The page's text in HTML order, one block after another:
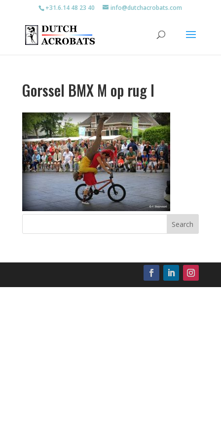
+31.6.14 48 23 40 info@dutchacrobats.com
Gorssel BMX M op rug I